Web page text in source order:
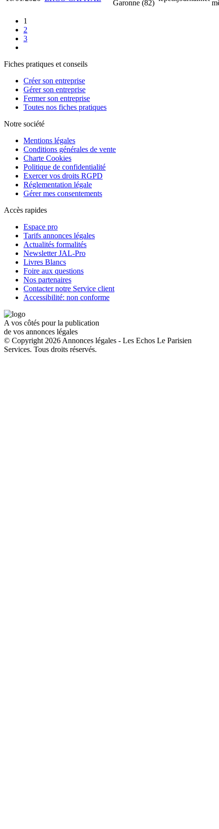
Garonne (82)
1
2
3
Fiches pratiques et conseils
Créer son entreprise
Gérer son entreprise
Fermer son entreprise
Toutes nos fiches pratiques
Notre société
Mentions légales
Conditions générales de vente
Charte Cookies
Politique de confidentialité
Exercer vos droits RGPD
Réglementation légale
Gérer mes consentements
Accès rapides
Espace pro
Tarifs annonces légales
Actualités formalités
Newsletter JAL-Pro
Livres Blancs
Foire aux questions
Nos partenaires
Contacter notre Service client
Accessibilité: non conforme
A vos côtés pour la publication
de vos annonces légales
© Copyright 2026 Annonces légales - Les Echos Le Parisien
Services. Tous droits réservés.